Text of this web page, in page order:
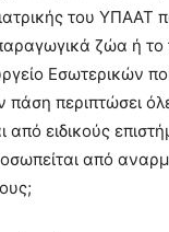
του ΥΠΑΑΤ
ζώα ή το
Εσωτερικών
πάση περιπτώσει
ειδικούς
από